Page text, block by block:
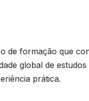
de formação que
global de
prática.